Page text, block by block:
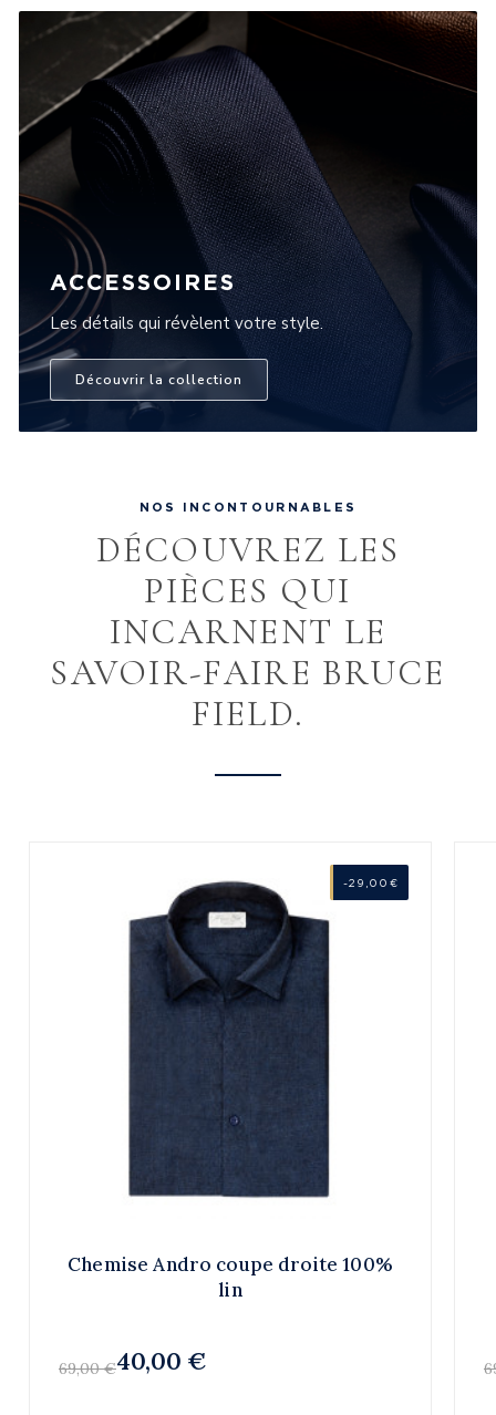
ACCESSOIRES
Les détails qui révèlent votre style.
Découvrir la collection
NOS INCONTOURNABLES
DÉCOUVREZ LES
PIÈCES QUI
INCARNENT LE
SAVOIR-FAIRE BRUCE
FIELD.
-29,00 €
Chemise Andro coupe droite 100%
lin
69,00 €40,00 €